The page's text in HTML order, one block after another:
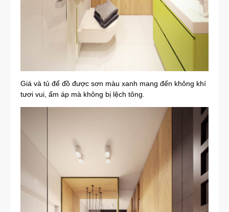
Giá và tủ để đồ được sơn màu xanh mang đến không khí
tươi vui, ấm áp mà không bị lệch tông.